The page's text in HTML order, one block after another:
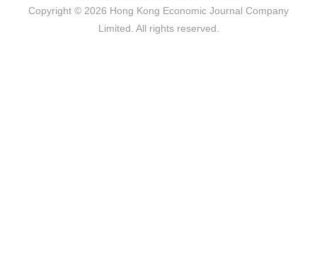
Copyright © 2026 Hong Kong Economic Journal Company
Limited. All rights reserved.